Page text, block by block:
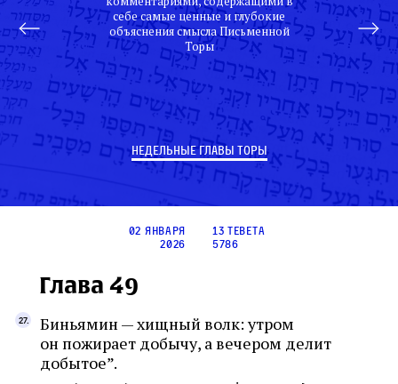
себе самые ценные и глубокие
объяснения смысла Письменной
Торы
НЕДЕЛЬНЫЕ ГЛАВЫ ТОРЫ
02 января
2026
13 тевета
5786
Глава 49
Биньямин — хищный волк: утром
он пожирает добычу, а вечером делит
добытое”.